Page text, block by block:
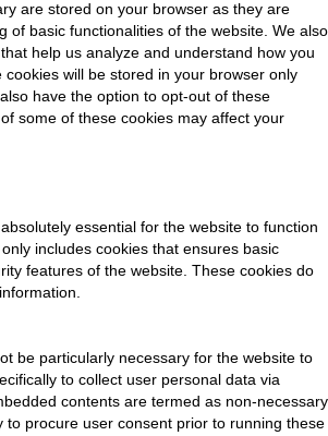
are stored on your browser as they are
of basic functionalities of the website. We also
help us analyze and understand how you
cookies will be stored in your browser only
have the option to opt-out of these
some of these cookies may affect your
essential for the website to function
includes cookies that ensures basic
features of the website. These cookies do
be particularly necessary for the website to
to collect user personal data via
contents are termed as non-necessary
to procure user consent prior to running these